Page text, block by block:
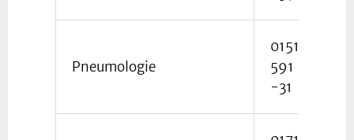
Pneumologie
0151 159
591
-31